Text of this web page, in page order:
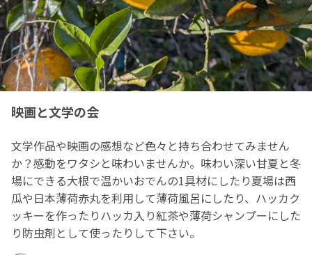
映画と文学の会
文学作品や映画の感想など色々と持ち合わせてみません
か？感動をワタシと味わいませんか。味わい深い甘夏と冬
場にできる大根で温かいおでんの1具材にしたり夏場は西
瓜や日本薄荷赤丸を利用して薄荷風呂にしたり、ハッカク
ッキーを作ったりハッカ入り紅茶や薄荷シャンプーにした
り防虫剤として使ったりして下さい。